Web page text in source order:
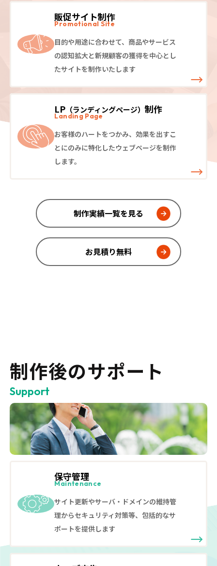
販促サイト制作
Promotional Site
目的や用途に合わせて、商品やサービス
の認知拡大と新規顧客の獲得を中心とし
たサイトを制作いたします
LP （ランディングページ）制作
Landing Page
お客様のハートをつかみ、効果を出すこ
とにのみに特化したウェブページを制作
します。
制作実績一覧を見る
お見積り無料
制作後のサポート
Support
保守管理
Maintenance
サイト更新やサーバ・ドメインの維持管
理からセキュリティ対策等、包括的なサ
ポートを提供します